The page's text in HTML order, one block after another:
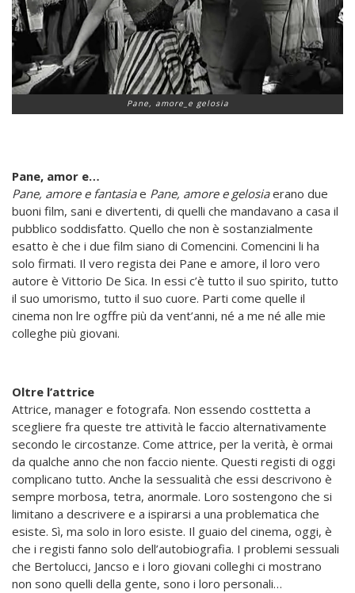
Pane, amore_e gelosia
Pane, amor e…
Pane, amore e fantasiae Pane, amore e gelosiaerano due
buoni film, sani e divertenti, di quelli che mandavano a casa il
pubblico soddisfatto. Quello che non è sostanzialmente
esatto è che i due film siano di Comencini. Comencini li ha
solo firmati. Il vero regista dei Pane e amore, il loro vero
autore è Vittorio De Sica. In essi c’è tutto il suo spirito, tutto
il suo umorismo, tutto il suo cuore. Parti come quelle il
cinema non lre ogffre più da vent’anni, né a me né alle mie
colleghe più giovani.
Oltre l’attrice
Attrice, manager e fotografa. Non essendo costtetta a
scegliere fra queste tre attività le faccio alternativamente
secondo le circostanze. Come attrice, per la verità, è ormai
da qualche anno che non faccio niente. Questi registi di oggi
complicano tutto. Anche la sessualità che essi descrivono è
sempre morbosa, tetra, anormale. Loro sostengono che si
limitano a descrivere e a ispirarsi a una problematica che
esiste. Sì, ma solo in loro esiste. Il guaio del cinema, oggi, è
che i registi fanno solo dell’autobiografia. I problemi sessuali
che Bertolucci, Jancso e i loro giovani colleghi ci mostrano
non sono quelli della gente, sono i loro personali…